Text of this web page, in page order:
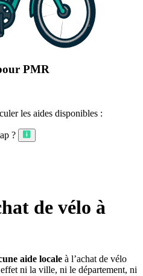
PMR
les aides disponibles :
?
de vélo à
aide locale à l’achat de vélo
ni la ville, ni le département, ni